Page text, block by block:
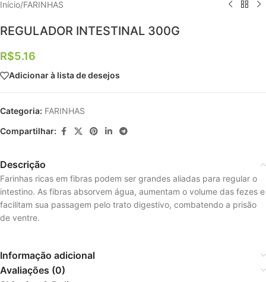
Início/FARINHAS
REGULADOR INTESTINAL 300G
R$5.16
Adicionar à lista de desejos
Categoria: FARINHAS
Compartilhar:
Descrição
Farinhas ricas em fibras podem ser grandes aliadas para regular o
intestino. As fibras absorvem água, aumentam o volume das fezes e
facilitam sua passagem pelo trato digestivo, combatendo a prisão
de ventre.
Informação adicional
Avaliações (0)